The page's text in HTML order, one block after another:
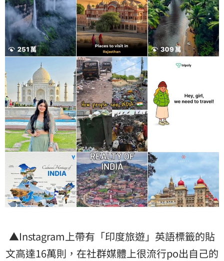
▲Instagram上帶有「印度旅遊」英語標籤的貼
文高達16萬則，在社群媒體上很流行po出自己的